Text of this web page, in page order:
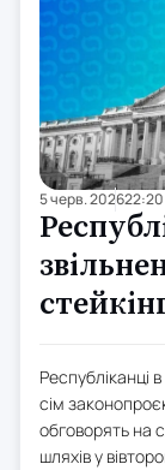
5 черв. 202622:20
Республіканці
сім
обговорять на
шляхів у